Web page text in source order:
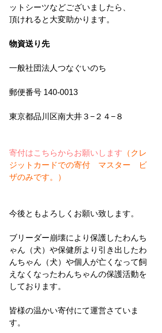
ットシーツなどございましたら、
頂けれると大変助かります。
物資送り先
一般社団法人つなぐいのち
郵便番号 140-0013
東京都品川区南大井３−２４−８
寄付はこちらからお願いします （クレ
ジットカードでの寄付　マスター　ビ
ザのみです。）
今後ともよろしくお願い致します。
ブリーダー崩壊により保護したわんち
ゃん（犬）や保健所より引き出したわ
んちゃん（犬）や個人が亡くなって飼
えなくなったわんちゃんの保護活動を
しております。
皆様の温かい寄付にて運営さていま
す。